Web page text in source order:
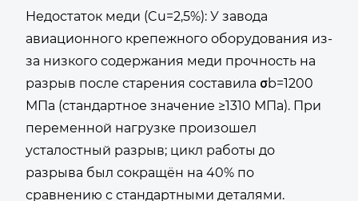
Недостаток меди (Cu=2,5%): У завода
авиационного крепежного оборудования из-
за низкого содержания меди прочность на
разрыв после старения составила σb=1200
МПа (стандартное значение ≥1310 МПа). При
переменной нагрузке произошел
усталостный разрыв; цикл работы до
разрыва был сокращён на 40% по
сравнению с стандартными деталями.